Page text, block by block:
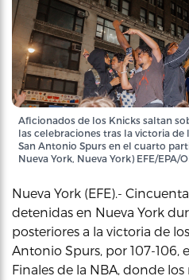
Aficionados de los Knicks saltan
las celebraciones tras la victoria
San Antonio Spurs en el cuarto
Nueva York, Nueva York) EFE/EPA/
Nueva York (EFE).-
detenidas en Nueva York
posteriores a la victoria de
Antonio Spurs, por 107-106,
Finales de la NBA, donde